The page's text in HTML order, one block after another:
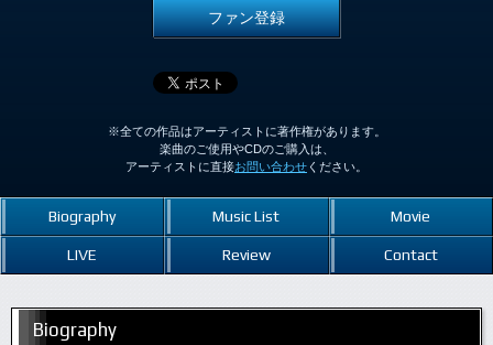
ファン登録
※全ての作品はアーティストに著作権があります。
楽曲のご使用やCDのご購入は、
アーティストに直接お問い合わせ ください。
Biography Music List Movie
LIVE Review Contact
Biography